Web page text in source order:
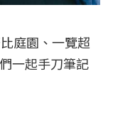
庭園、一覽超
一起手刀筆記